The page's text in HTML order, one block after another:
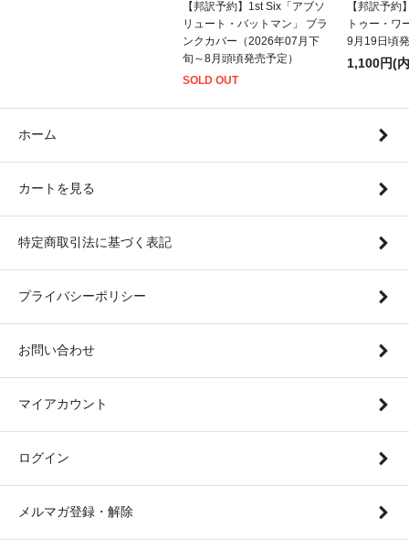
【邦訳予約】1st Six「アブソ
リュート・バットマン」 ブラ
ンクカバー（2026年07月下
旬～8月頭頃発売予定）
SOLD OUT
【邦訳予約
トゥー・ワ
9月19日頃
1,100円(
ホーム
カートを見る
特定商取引法に基づく表記
プライバシーポリシー
お問い合わせ
マイアカウント
ログイン
メルマガ登録・解除